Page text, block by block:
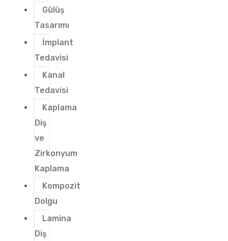
Gülüş
Tasarımı
İmplant
Tedavisi
Kanal
Tedavisi
Kaplama
Diş
ve
Zirkonyum
Kaplama
Kompozit
Dolgu
Lamina
Diş